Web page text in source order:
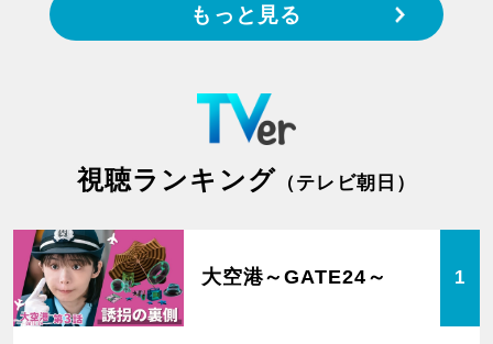
もっと見る
視聴ランキング （テレビ朝日）
大空港～GATE24～ 1